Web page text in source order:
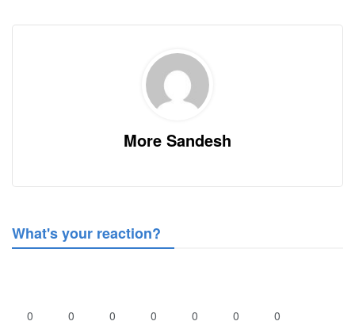
More Sandesh
What's your reaction?
0 0 0 0 0 0 0